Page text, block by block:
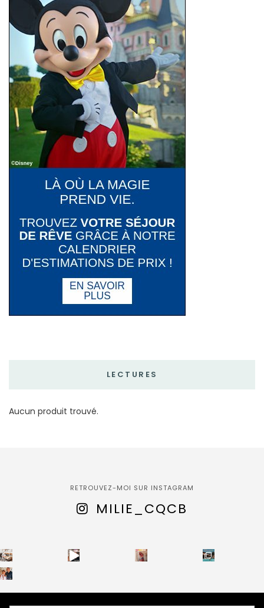
LECTURES
Aucun produit trouvé.
RETROUVEZ-MOI SUR INSTAGRAM
MILIE_CQCB